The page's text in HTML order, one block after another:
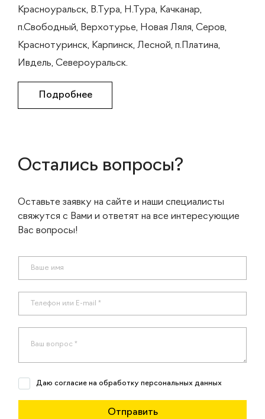
Красноуральск, В.Тура, Н.Тура, Качканар,
п.Свободный, Верхотурье, Новая Ляля, Серов,
Краснотуринск, Карпинск, Лесной, п.Платина,
Ивдель, Североуральск.
Подробнее
Остались вопросы?
Оставьте заявку на сайте и наши специалисты
свяжутся с Вами и ответят на все интересующие
Вас вопросы!
Даю согласие на обработку персональных данных